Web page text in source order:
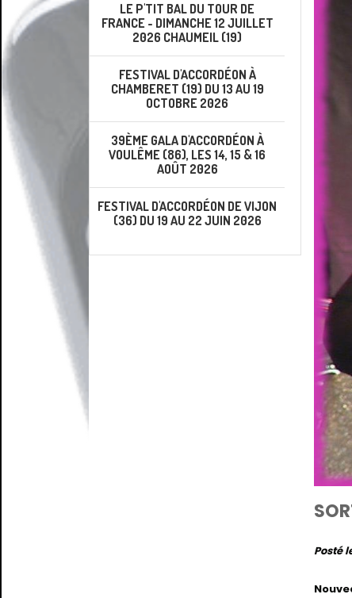
Posté
LE P'TIT BAL DU TOUR DE
FRANCE - DIMANCHE 12 JUILLET
2026 CHAUMEIL (19)
FESTIVAL D'ACCORDÉON À
CHAMBERET (19) DU 13 AU 19
OCTOBRE 2026
39ÈME GALA D'ACCORDÉON À
VOULÊME (86), LES 14, 15 & 16
AOÛT 2026
FESTIVAL D'ACCORDÉON DE VIJON
(36) DU 19 AU 22 JUIN 2026